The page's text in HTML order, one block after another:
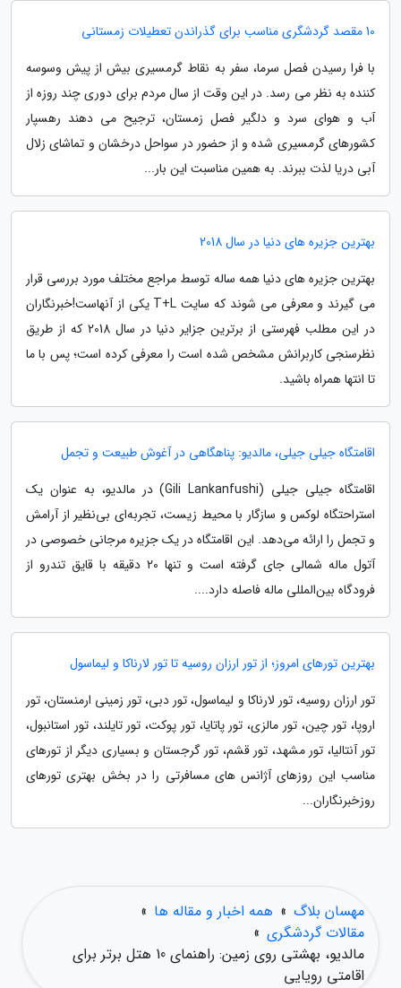
10 مقصد گردشگری مناسب برای گذراندن تعطیلات زمستانی
با فرا رسیدن فصل سرما، سفر به نقاط گرمسیری بیش از پیش وسوسه
کننده به نظر می رسد. در این وقت از سال مردم برای دوری چند روزه از
آب و هوای سرد و دلگیر فصل زمستان، ترجیح می دهند رهسپار
کشورهای گرمسیری شده و از حضور در سواحل درخشان و تماشای زلال
آبی دریا لذت ببرند. به همین مناسبت این بار...
بهترین جزیره های دنیا در سال 2018
بهترین جزیره های دنیا همه ساله توسط مراجع مختلف مورد بررسی قرار
می گیرند و معرفی می شوند که سایت T+L یکی از آنهاست!خبرنگاران
در این مطلب فهرستی از برترین جزایر دنیا در سال 2018 که از طریق
نظرسنجی کاربرانش مشخص شده است را معرفی کرده است؛ پس با ما
تا انتها همراه باشید.
اقامتگاه جیلی جیلی، مالدیو: پناهگاهی در آغوش طبیعت و تجمل
اقامتگاه جیلی جیلی (Gili Lankanfushi) در مالدیو، به عنوان یک
استراحتگاه لوکس و سازگار با محیط زیست، تجربه‌ای بی‌نظیر از آرامش
و تجمل را ارائه می‌دهد. این اقامتگاه در یک جزیره مرجانی خصوصی در
آتول ماله شمالی جای گرفته است و تنها 20 دقیقه با قایق تندرو از
فرودگاه بین‌المللی ماله فاصله دارد....
بهترین تورهای امروز؛ از تور ارزان روسیه تا تور لارناکا و لیماسول
تور ارزان روسیه، تور لارناکا و لیماسول، تور دبی، تور زمینی ارمنستان، تور
اروپا، تور چین، تور مالزی، تور پاتایا، تور پوکت، تور تایلند، تور استانبول،
تور آنتالیا، تور مشهد، تور قشم، تور گرجستان و بسیاری دیگر از تورهای
مناسب این روزهای آژانس های مسافرتی را در بخش بهتری تورهای
روزخبرنگاران...
مهسان بلاگ » همه اخبار و مقاله ها »
مقالات گردشگری »
مالدیو، بهشتی روی زمین: راهنمای 10 هتل برتر برای
اقامتی رویایی